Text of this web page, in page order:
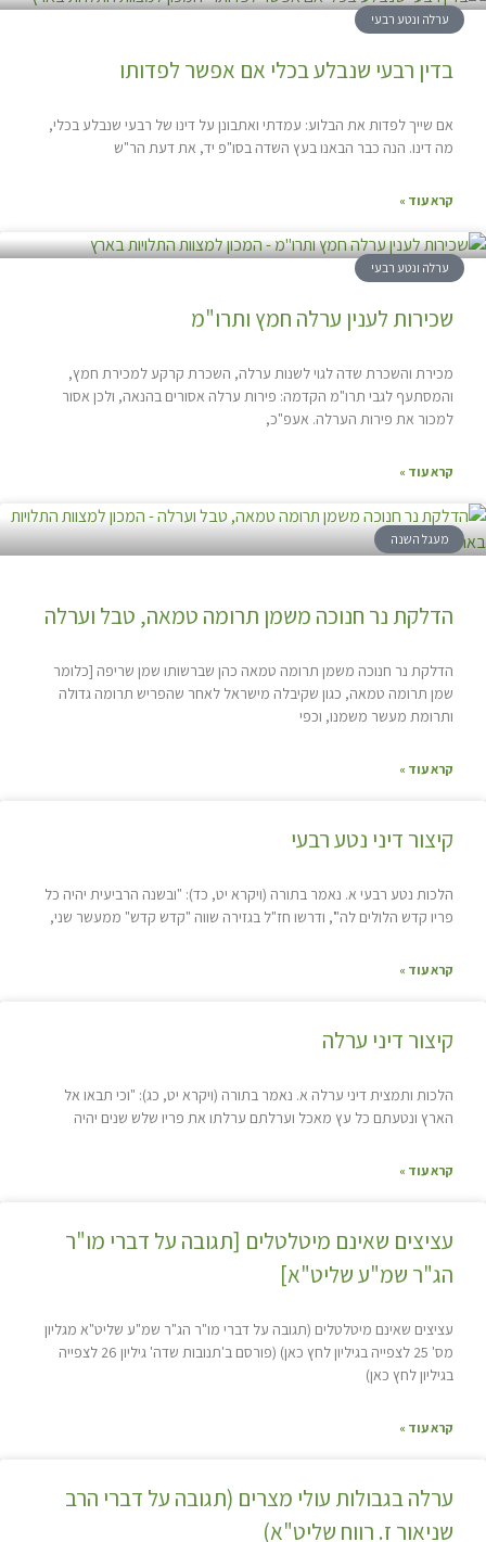
ערלה ונטע רבעי
בדין רבעי שנבלע בכלי אם אפשר לפדותו
אם שייך לפדות את הבלוע: עמדתי ואתבונן על דינו של רבעי שנבלע בכלי,
מה דינו. הנה כבר הבאנו בעץ השדה בסו"פ יד, את דעת הר"ש
קרא עוד »
ערלה ונטע רבעי
שכירות לענין ערלה חמץ ותרו"מ
מכירת והשכרת שדה לגוי לשנות ערלה, השכרת קרקע למכירת חמץ,
והמסתעף לגבי תרו"מ הקדמה: פירות ערלה אסורים בהנאה, ולכן אסור
למכור את פירות הערלה. אעפ"כ,
קרא עוד »
מעגל השנה
הדלקת נר חנוכה משמן תרומה טמאה, טבל וערלה
הדלקת נר חנוכה משמן תרומה טמאה כהן שברשותו שמן שריפה [כלומר
שמן תרומה טמאה, כגון שקיבלה מישראל לאחר שהפריש תרומה גדולה
ותרומת מעשר משמנו, וכפי
קרא עוד »
קיצור דיני נטע רבעי
הלכות נטע רבעי א. נאמר בתורה (ויקרא יט, כד): "ובשנה הרביעית יהיה כל
פריו קדש הלולים לה"', ודרשו חז"ל בגזירה שווה "קדש קדש" ממעשר שני,
קרא עוד »
קיצור דיני ערלה
הלכות ותמצית דיני ערלה א. נאמר בתורה (ויקרא יט, כג): "וכי תבאו אל
הארץ ונטעתם כל עץ מאכל וערלתם ערלתו את פריו שלש שנים יהיה
קרא עוד »
עציצים שאינם מיטלטלים [תגובה על דברי מו"ר
הג"ר שמ"ע שליט"א]
עציצים שאינם מיטלטלים (תגובה על דברי מו"ר הג"ר שמ"ע שליט"א מגליון
מס' 25 לצפייה בגיליון לחץ כאן) (פורסם ב'תנובות שדה' גיליון 26 לצפייה
בגיליון לחץ כאן)
קרא עוד »
ערלה בגבולות עולי מצרים (תגובה על דברי הרב
שניאור ז. רווח שליט"א)